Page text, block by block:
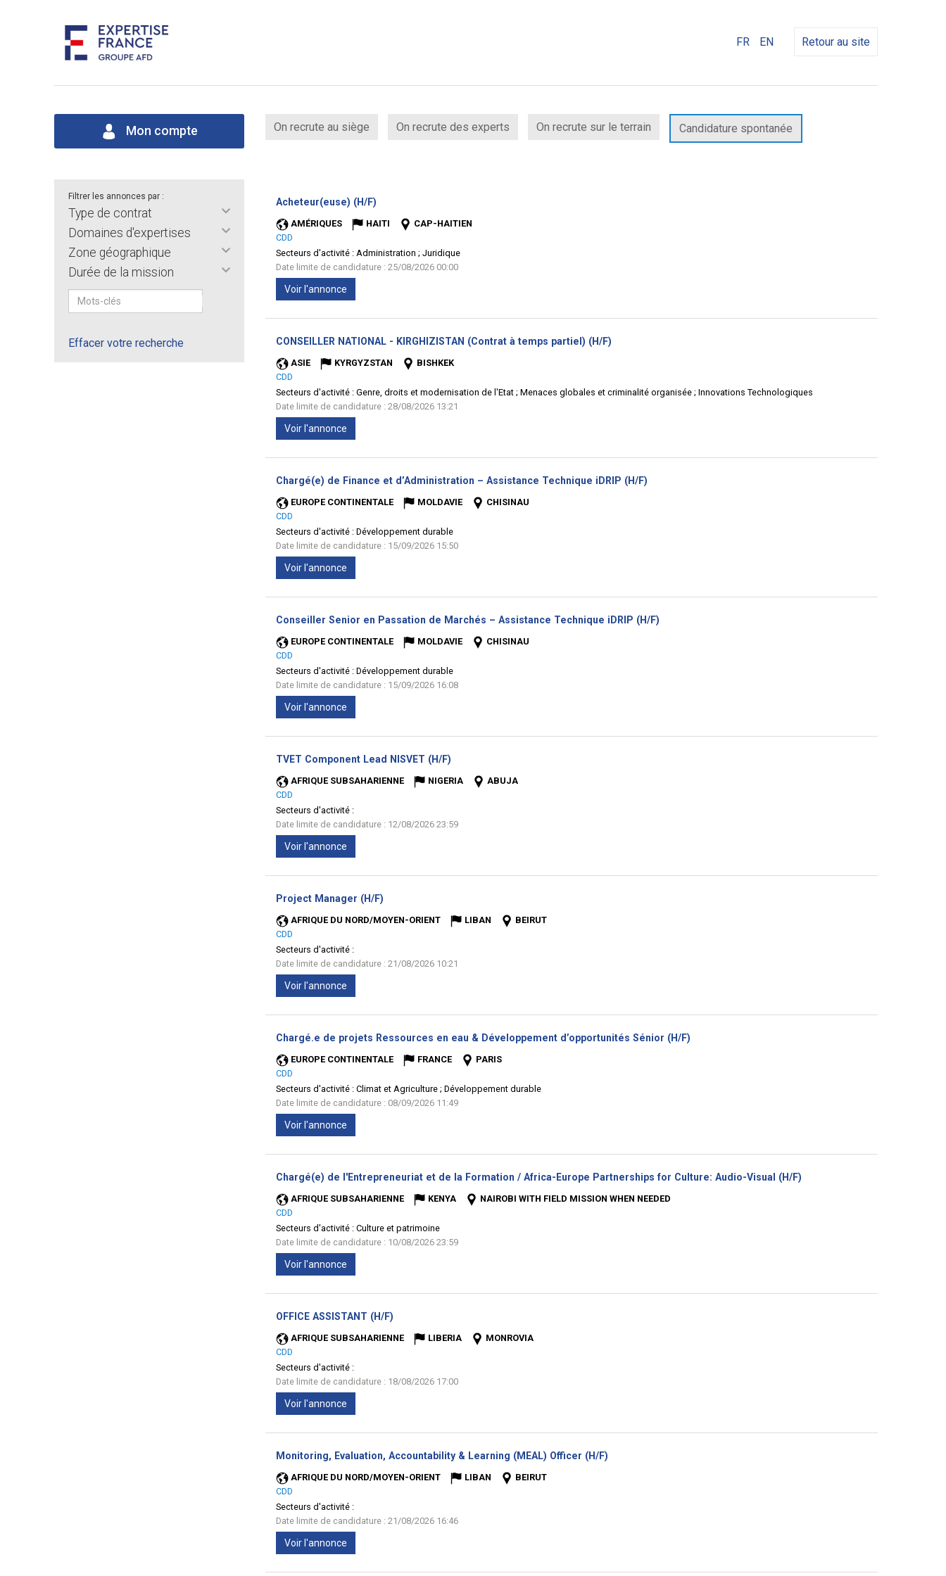
FR EN Retour au site
Mon compte On recrute au siège On recrute des experts On recrute sur le terrain Candidature spontanée
Filtrer les annonces par :
Type de contrat
Domaines d'expertises
Zone géographique
Durée de la mission
Effacer votre recherche
Acheteur(euse) (H/F)
AMÉRIQUES HAITI
CAP-HAITIEN
CDD
Secteurs d'activité : Administration ; Juridique
Date limite de candidature : 25/08/2026 00:00
Voir l'annonce
CONSEILLER NATIONAL - KIRGHIZISTAN (Contrat à temps partiel) (H/F)
ASIE KYRGYZSTAN
BISHKEK
CDD
Secteurs d'activité : Genre, droits et modernisation de l'Etat ; Menaces globales et criminalité organisée ; Innovations Technologiques
Date limite de candidature : 28/08/2026 13:21
Voir l'annonce
Chargé(e) de Finance et d’Administration – Assistance Technique iDRIP (H/F)
EUROPE CONTINENTALE MOLDAVIE
CHISINAU
CDD
Secteurs d'activité : Développement durable
Date limite de candidature : 15/09/2026 15:50
Voir l'annonce
Conseiller Senior en Passation de Marchés – Assistance Technique iDRIP (H/F)
EUROPE CONTINENTALE MOLDAVIE
CHISINAU
CDD
Secteurs d'activité : Développement durable
Date limite de candidature : 15/09/2026 16:08
Voir l'annonce
TVET Component Lead NISVET (H/F)
AFRIQUE SUBSAHARIENNE NIGERIA
ABUJA
CDD
Secteurs d'activité :
Date limite de candidature : 12/08/2026 23:59
Voir l'annonce
Project Manager (H/F)
AFRIQUE DU NORD/MOYEN-ORIENT LIBAN
BEIRUT
CDD
Secteurs d'activité :
Date limite de candidature : 21/08/2026 10:21
Voir l'annonce
Chargé.e de projets Ressources en eau & Développement d’opportunités Sénior (H/F)
EUROPE CONTINENTALE FRANCE
PARIS
CDD
Secteurs d'activité : Climat et Agriculture ; Développement durable
Date limite de candidature : 08/09/2026 11:49
Voir l'annonce
Chargé(e) de l'Entrepreneuriat et de la Formation / Africa-Europe Partnerships for Culture: Audio-Visual (H/F)
AFRIQUE SUBSAHARIENNE KENYA
NAIROBI WITH FIELD MISSION WHEN NEEDED
CDD
Secteurs d'activité : Culture et patrimoine
Date limite de candidature : 10/08/2026 23:59
Voir l'annonce
OFFICE ASSISTANT (H/F)
AFRIQUE SUBSAHARIENNE LIBERIA
MONROVIA
CDD
Secteurs d'activité :
Date limite de candidature : 18/08/2026 17:00
Voir l'annonce
Monitoring, Evaluation, Accountability & Learning (MEAL) Officer (H/F)
AFRIQUE DU NORD/MOYEN-ORIENT LIBAN
BEIRUT
CDD
Secteurs d'activité :
Date limite de candidature : 21/08/2026 16:46
Voir l'annonce